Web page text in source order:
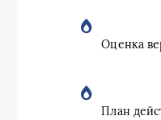
Оценка
План